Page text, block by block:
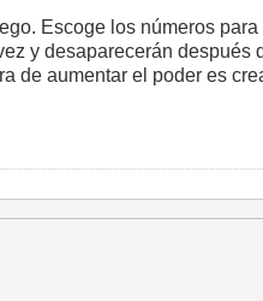
Escoge los números
y desaparecerán después
de aumentar el poder es